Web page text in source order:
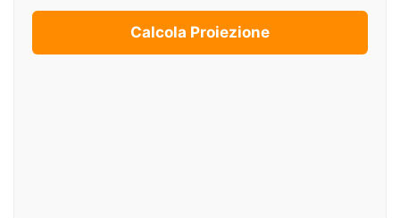
Calcola Proiezione